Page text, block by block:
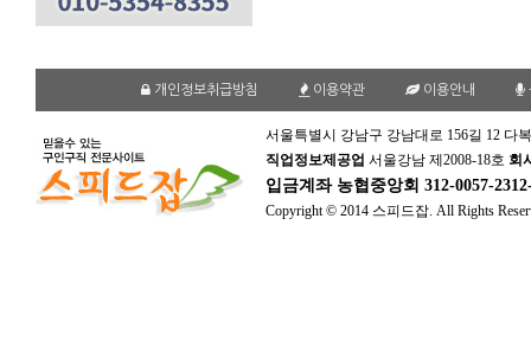
개인정보취급방침 이용약관 이용안내
서울특별시 강남구 강남대로 156길 12 다
직업정보제공업 서울강남 제2008-18호 회
입금계좌 농협중앙회 312-0057-
Copyright © 2014 스피드잡. All Rights